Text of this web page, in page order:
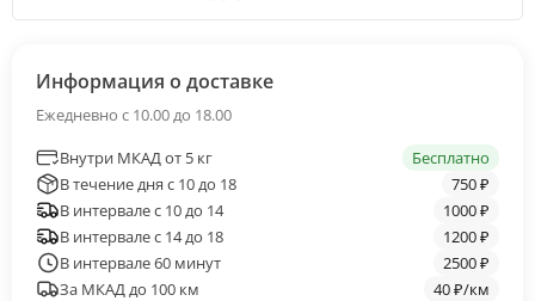
Информация о доставке
Ежедневно с 10.00 до 18.00
Внутри МКАД от 5 кг
Бесплатно
В течение дня с 10 до 18
750 ₽
В интервале с 10 до 14
1000 ₽
В интервале с 14 до 18
1200 ₽
В интервале 60 минут
2500 ₽
За МКАД до 100 км
40 ₽/км